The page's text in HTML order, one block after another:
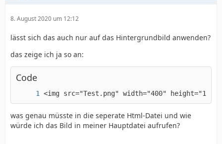
8. August 2020 um 12:12
lässt sich das auch nur auf das Hintergrundbild anwenden?
das zeige ich ja so an:
Code
<img src="Test.png" width="400" height="120"
was genau müsste in die seperate Html-Datei und wie
würde ich das Bild in meiner Hauptdatei aufrufen?